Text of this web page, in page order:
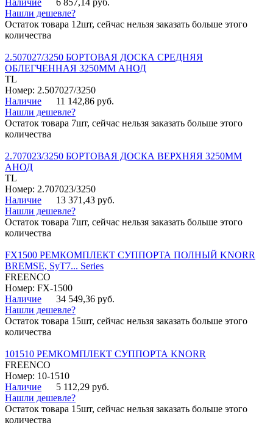
Наличие
6 857,14 руб.
Нашли дешевле?
Остаток товара 12шт, сейчас нельзя заказать больше этого
количества
2.507027/3250 БОРТОВАЯ ДОСКА СРЕДНЯЯ
ОБЛЕГЧЕННАЯ 3250ММ АНОД
TL
Номер: 2.507027/3250
Наличие
11 142,86 руб.
Нашли дешевле?
Остаток товара 7шт, сейчас нельзя заказать больше этого
количества
2.707023/3250 БОРТОВАЯ ДОСКА ВЕРХНЯЯ 3250ММ
АНОД
TL
Номер: 2.707023/3250
Наличие
13 371,43 руб.
Нашли дешевле?
Остаток товара 7шт, сейчас нельзя заказать больше этого
количества
FX1500 РЕМКОМПЛЕКТ СУППОРТА ПОЛНЫЙ KNORR
BREMSE, SyT7... Series
FREENCO
Номер: FX-1500
Наличие
34 549,36 руб.
Нашли дешевле?
Остаток товара 15шт, сейчас нельзя заказать больше этого
количества
101510 РЕМКОМПЛЕКТ СУППОРТА KNORR
FREENCO
Номер: 10-1510
Наличие
5 112,29 руб.
Нашли дешевле?
Остаток товара 15шт, сейчас нельзя заказать больше этого
количества